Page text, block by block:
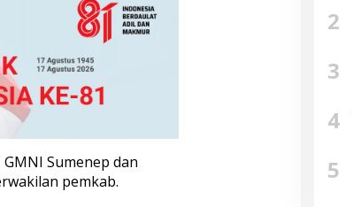
Sumenep dan
pemkab.
2
3
4
5